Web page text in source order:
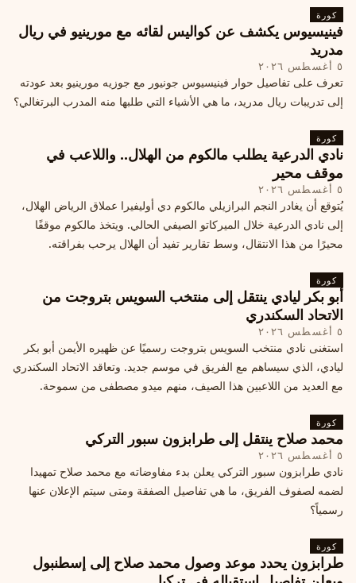
كورة
فينيسيوس يكشف عن كواليس لقائه مع مورينيو في ريال
مدريد
٥ أغسطس ٢٠٢٦
تعرف على تفاصيل حوار فينيسيوس جونيور مع جوزيه مورينيو بعد عودته
إلى تدريبات ريال مدريد، ما هي الأشياء التي طلبها منه المدرب البرتغالي؟
كورة
نادي الدرعية يطلب مالكوم من الهلال.. واللاعب في
موقف محير
٥ أغسطس ٢٠٢٦
يُتوقع أن يغادر النجم البرازيلي مالكوم دي أوليفيرا عملاق الرياض الهلال،
إلى نادي الدرعية خلال الميركاتو الصيفي الحالي. ويتخذ مالكوم موقفًا
محيرًا من هذا الانتقال، وسط تقارير تفيد أن الهلال يرحب بفراقته.
كورة
أبو بكر ليادي ينتقل إلى منتخب السويس بتروجت من
الاتحاد السكندري
٥ أغسطس ٢٠٢٦
استغنى نادي منتخب السويس بتروجت رسميًا عن ظهيره الأيمن أبو بكر
ليادي، الذي سيساهم مع الفريق في موسم جديد. وتعاقد الاتحاد السكندري
مع العديد من اللاعبين هذا الصيف، منهم ميدو مصطفى من سموحة.
كورة
محمد صلاح ينتقل إلى طرابزون سبور التركي
٥ أغسطس ٢٠٢٦
نادي طرابزون سبور التركي يعلن بدء مفاوضاته مع محمد صلاح تمهيدا
لضمه لصفوف الفريق، ما هي تفاصيل الصفقة ومتى سيتم الإعلان عنها
رسمياً؟
كورة
طرابزون يحدد موعد وصول محمد صلاح إلى إسطنبول